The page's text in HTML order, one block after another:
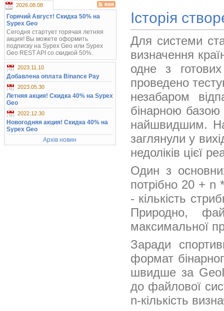
Історія
Для системи
визначення
одне з
проведено
незабаром
бінарною
найшвидшим.
заглянули у
недоліків цієї
Один з
потрібно 20 + n
- кількість
Природно,
максимальної
Заради
формат
швидше за
до файлової
n-кількість
2026.08.08
Горячий Август! Скидка 50% на
Sypex Geo
Сегодня стартует горячая летняя
акция! Вы можете оформить
подписку на Sypex Geo или Sypex
Geo REST API со скидкой 50%.
2023.11.10
Добавлена оплата Binance Pay
2023.05.30
Летняя акция! Скидка 40% на Sypex
Geo
2022.12.30
Новогодняя акция! Скидка 40% на
Sypex Geo
Архів новин